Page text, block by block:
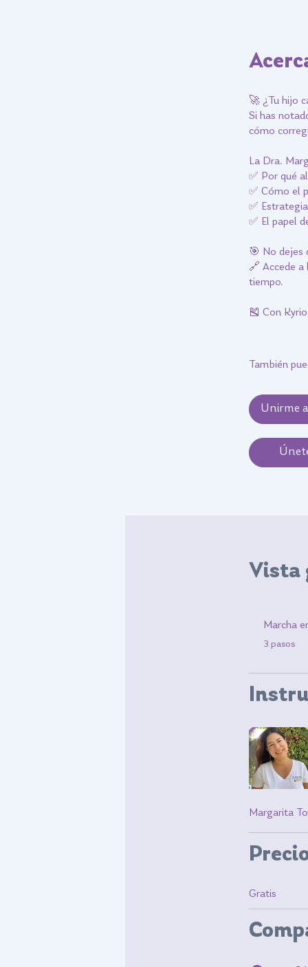
🚀 ¿Tu hijo
Si has
cómo
La Dra.
✅ Por qué
✅ Cómo el
✅
✅ El papel
🎯 No dejes
🔗 Accede a
tiempo.
🎽 Con
También
Unirme
Vista
Marcha
.3 pasos
Margarita
Gratis